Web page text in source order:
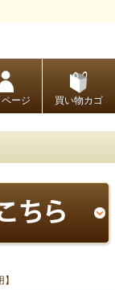
ページ 買い物カゴ